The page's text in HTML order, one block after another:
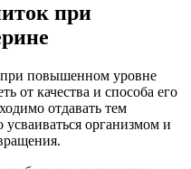
при
повышенном уровне
от качества и способа его
отдавать тем
организмом и